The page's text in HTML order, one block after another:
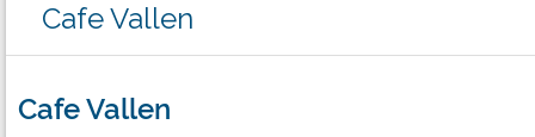
Cafe Vallen
Cafe Vallen